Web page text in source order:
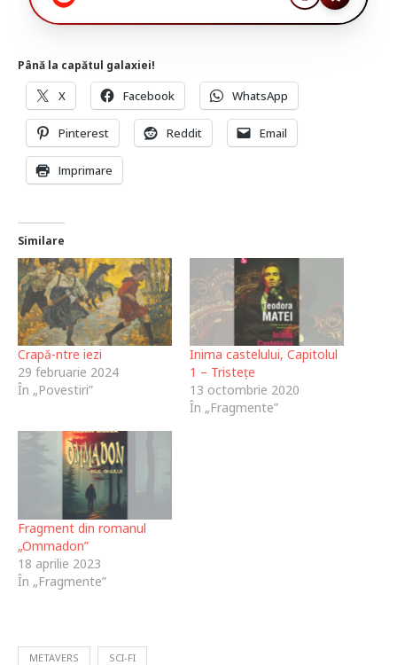
Până la capătul galaxiei!
X Facebook WhatsApp
Pinterest Reddit Email
Imprimare
Similare
Crapă-ntre iezi
29 februarie 2024
În „Povestiri”
Inima castelului, Capitolul
1 – Tristețe
13 octombrie 2020
În „Fragmente”
Fragment din romanul
„Ommadon”
18 aprilie 2023
În „Fragmente”
METAVERS SCI-FI